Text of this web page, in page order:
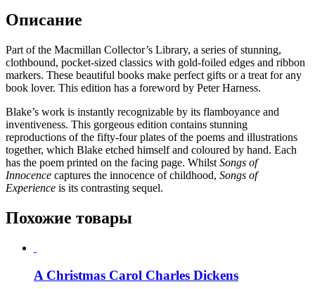
Описание
Part of the Macmillan Collector’s Library, a series of stunning,
clothbound, pocket-sized classics with gold-foiled edges and ribbon
markers. These beautiful books make perfect gifts or a treat for any
book lover. This edition has a foreword by Peter Harness.
Blake’s work is instantly recognizable by its flamboyance and
inventiveness. This gorgeous edition contains stunning
reproductions of the fifty-four plates of the poems and illustrations
together, which Blake etched himself and coloured by hand. Each
has the poem printed on the facing page. Whilst Songs of
Innocence captures the innocence of childhood, Songs of
Experience is its contrasting sequel.
Похожие товары
A Christmas Carol Charles Dickens